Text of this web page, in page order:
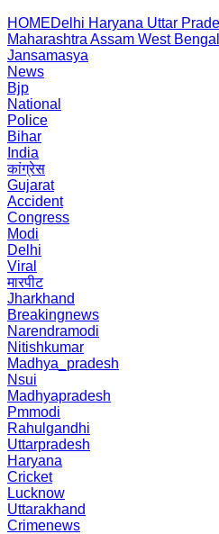
HOMEDelhi Haryana Uttar
Maharashtra Assam West Bengal
Jansamasya
News
Bjp
National
Police
Bihar
India
कांग्रेस
Gujarat
Accident
Congress
Modi
Delhi
Viral
मारपीट
Jharkhand
Breakingnews
Narendramodi
Nitishkumar
Madhya_pradesh
Nsui
Madhyapradesh
Pmmodi
Rahulgandhi
Uttarpradesh
Haryana
Cricket
Lucknow
Uttarakhand
Crimenews